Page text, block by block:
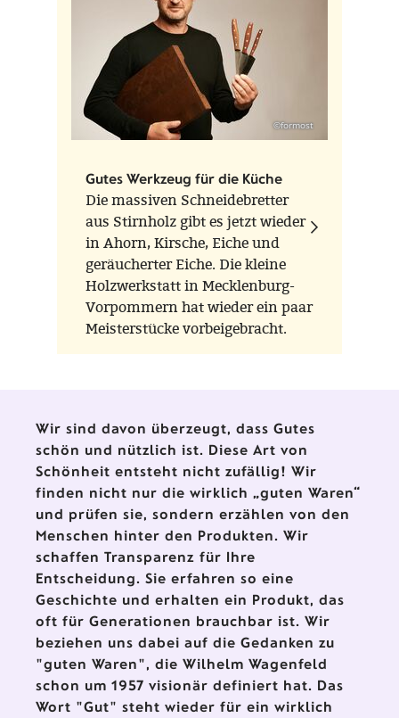
©formost
Gutes Werkzeug für die Küche
Die massiven Schneidebretter
aus Stirnholz gibt es jetzt wieder
in Ahorn, Kirsche, Eiche und
geräucherter Eiche. Die kleine
Holzwerkstatt in Mecklenburg-
Vorpommern hat wieder ein paar
Meisterstücke vorbeigebracht.
Wir sind davon überzeugt, dass Gutes
schön und nützlich ist. Diese Art von
Schönheit entsteht nicht zufällig! Wir
finden nicht nur die wirklich „guten Waren“
und prüfen sie, sondern erzählen von den
Menschen hinter den Produkten. Wir
schaffen Transparenz für Ihre
Entscheidung. Sie erfahren so eine
Geschichte und erhalten ein Produkt, das
oft für Generationen brauchbar ist. Wir
beziehen uns dabei auf die Gedanken zu
"guten Waren", die Wilhelm Wagenfeld
schon um 1957 visionär definiert hat. Das
Wort "Gut" steht wieder für ein wirklich